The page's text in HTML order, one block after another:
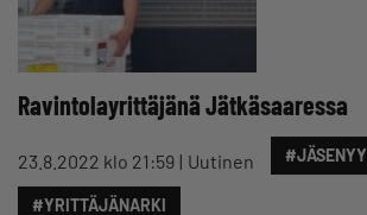
Ravintolayrittäjänä Jätkäsaaressa
23.8.2022 klo 21:59 Uutinen
#YRITTÄJÄNARKI